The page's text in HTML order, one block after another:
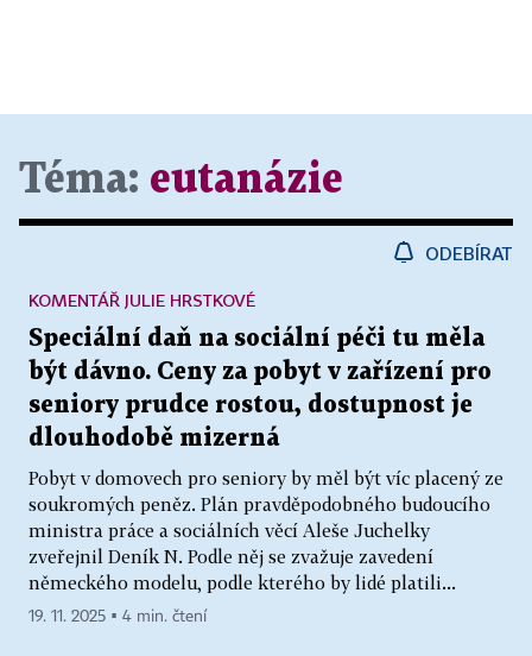
Téma: eutanázie
ODEBÍRAT
Speciální daň na sociální péči tu měla
být dávno. Ceny za pobyt v zařízení pro
seniory prudce rostou, dostupnost je
dlouhodobě mizerná
Pobyt v domovech pro seniory by měl být víc placený ze
soukromých peněz. Plán pravděpodobného budoucího
ministra práce a sociálních věcí Aleše Juchelky
zveřejnil Deník N. Podle něj se zvažuje zavedení
německého modelu, podle kterého by lidé platili...
KOMENTÁŘ JULIE HRSTKOVÉ
19. 11. 2025 ▪ 4 min. čtení